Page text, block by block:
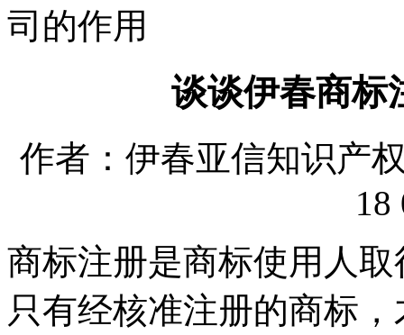
司的作用
谈谈伊春商标
作者：伊春亚信知识产
18
商标注册是商标使用人
只有经核准注册的商标